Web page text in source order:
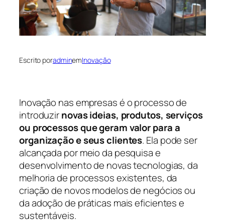
Escrito poradminemInovação
Inovação nas empresas é o processo de
introduzirnovas ideias, produtos, serviços
ou processos que geram valor para a
organização e seus clientes. Ela pode ser
alcançada por meio da pesquisa e
desenvolvimento de novas tecnologias, da
melhoria de processos existentes, da
criação de novos modelos de negócios ou
da adoção de práticas mais eficientes e
sustentáveis.